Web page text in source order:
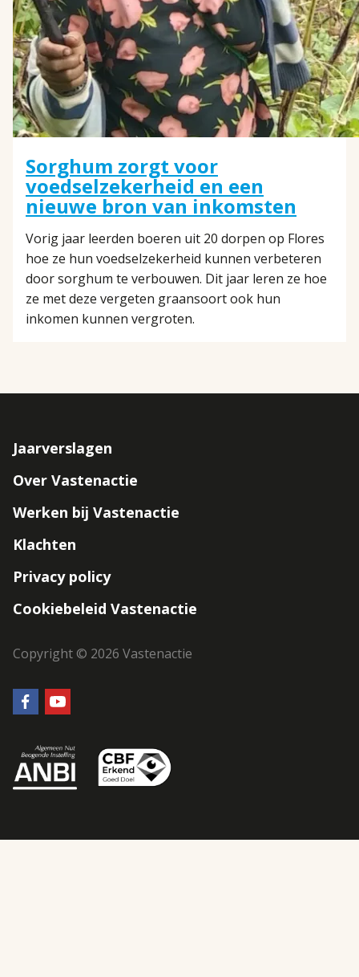
Sorghum zorgt voor
voedselzekerheid en een
nieuwe bron van inkomsten
Vorig jaar leerden boeren uit 20 dorpen op Flores
hoe ze hun voedselzekerheid kunnen verbeteren
door sorghum te verbouwen. Dit jaar leren ze hoe
ze met deze vergeten graansoort ook hun
inkomen kunnen vergroten.
Footer
navigation
Jaarverslagen
Over Vastenactie
Werken bij Vastenactie
Klachten
Privacy policy
Cookiebeleid Vastenactie
Copyright © 2026 Vastenactie